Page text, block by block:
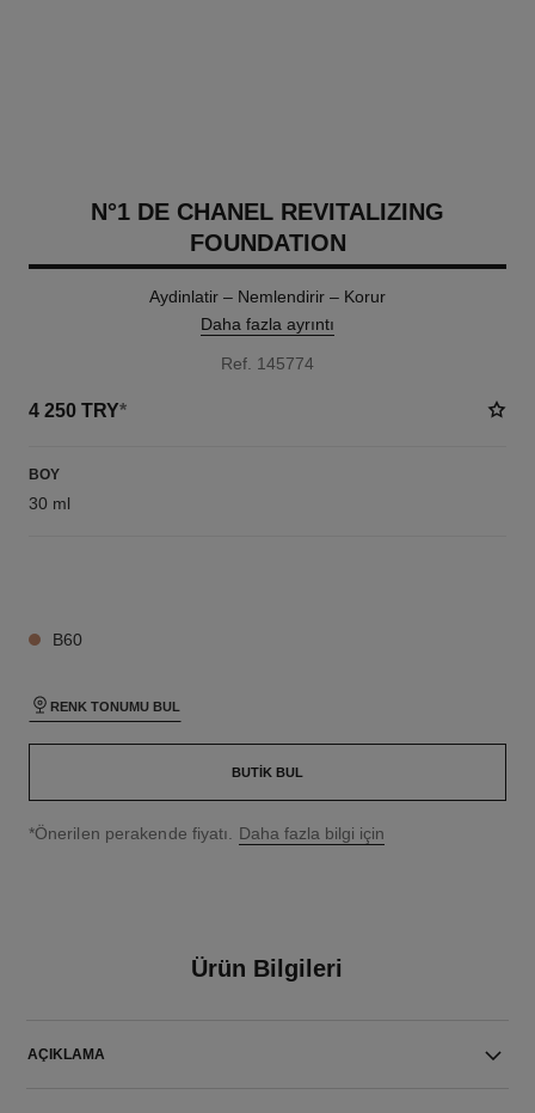
N°1 DE CHANEL REVITALIZING
FOUNDATION
Aydinlatir – Nemlendirir – Korur
Daha fazla ayrıntı
Ref. 145774
4 250 TRY*
BOY
30 ml
B60
RENK TONUMU BUL
BUTIK BUL
↩
*Önerilen perakende fiyatı. Daha fazla bilgi için
Ürün Bilgileri
AÇIKLAMA